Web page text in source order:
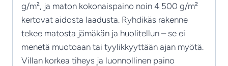
g/m², ja maton kokonaispaino noin 4 500 g/m²
kertovat aidosta laadusta. Ryhdikäs rakenne
tekee matosta jämäkän ja huolitellun – se ei
menetä muotoaan tai tyylikkyyttään ajan myötä.
Villan korkea tiheys ja luonnollinen paino